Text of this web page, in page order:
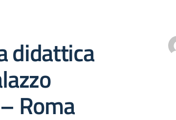
didattica
Roma